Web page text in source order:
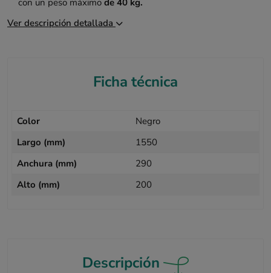
Ver descripción detallada
Ficha técnica
Color
Negro
Largo (mm)
1550
Anchura (mm)
290
Alto (mm)
200
Descripción